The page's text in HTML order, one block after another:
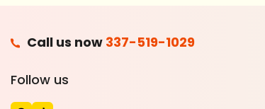
Call us now 337-519-1029
Follow us
C
E
I
K